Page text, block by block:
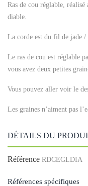
Ras de cou réglable,
diable.
La corde est du fil de jade
Le ras de cou est réglable
vous avez deux petites
Vous pouvez aller voir le
Les graines n’aiment pas
DÉTAILS DU
Référence RDCEGLDIA
Références spécifiques